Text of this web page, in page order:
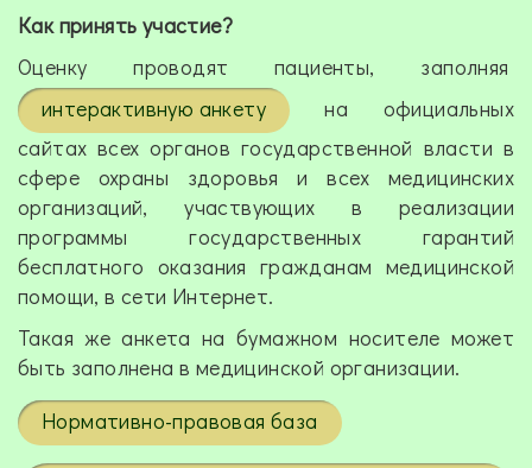
Как принять участие?
Оценку проводят пациенты, заполняя
интерактивную анкету
на официальных
сайтах всех органов государственной власти в
сфере охраны здоровья и всех медицинских
организаций, участвующих в реализации
программы государственных гарантий
бесплатного оказания гражданам медицинской
помощи, в сети Интернет.
Такая же анкета на бумажном носителе может
быть заполнена в медицинской организации.
Нормативно-правовая база